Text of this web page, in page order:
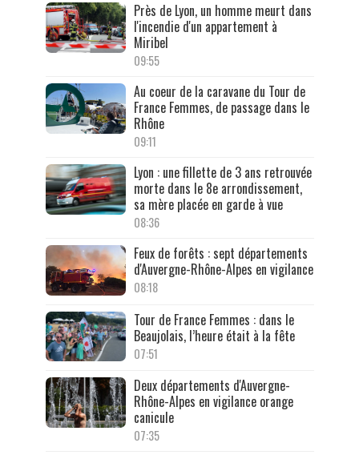
Près de Lyon, un homme meurt dans
l'incendie d'un appartement à
Miribel
09:55
Au coeur de la caravane du Tour de
France Femmes, de passage dans le
Rhône
09:11
Lyon : une fillette de 3 ans retrouvée
morte dans le 8e arrondissement,
sa mère placée en garde à vue
08:36
Feux de forêts : sept départements
d'Auvergne-Rhône-Alpes en vigilance
08:18
Tour de France Femmes : dans le
Beaujolais, l’heure était à la fête
07:51
Deux départements d'Auvergne-
Rhône-Alpes en vigilance orange
canicule
07:35